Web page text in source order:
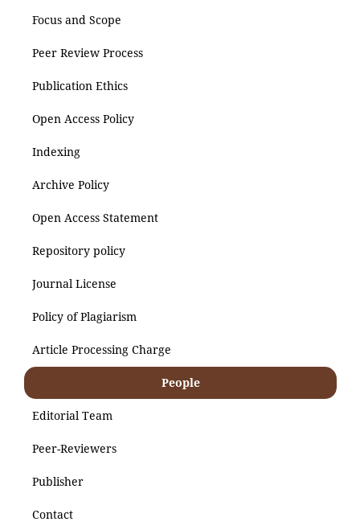
Focus and Scope
Peer Review Process
Publication Ethics
Open Access Policy
Indexing
Archive Policy
Open Access Statement
Repository policy
Journal License
Policy of Plagiarism
Article Processing Charge
People
Editorial Team
Peer-Reviewers
Publisher
Contact